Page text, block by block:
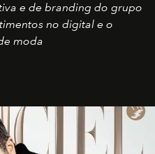
e de branding do grupo
no digital e o
moda